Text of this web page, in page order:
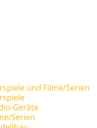
und Filme/Serien
Geräte
Serien